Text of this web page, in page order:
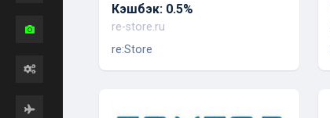
Кэшбэк: 0.5%
re-store.ru
re:Store